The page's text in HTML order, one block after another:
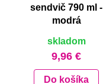
sendvič 790 ml -
modrá
skladom
9,96 €
Do košíka